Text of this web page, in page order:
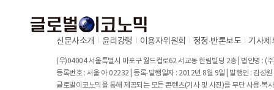
신문사소개 윤리강령 이용자위원회 정정∙반론보도 기사제
(우)04004 서울특별시 마포구 월드컵로62 서교동 한림빌딩 2층 | 법인명 : (
등록번호 : 서울 아 02232 | 등록·발행일자 : 2012년 8월 9일 | 발행인 : 김성
글로벌이코노믹을 통해 제공되는 모든 콘텐츠(기사 및 사진)를 무단 사용·복